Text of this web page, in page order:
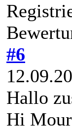
#6
Hallo
Hi